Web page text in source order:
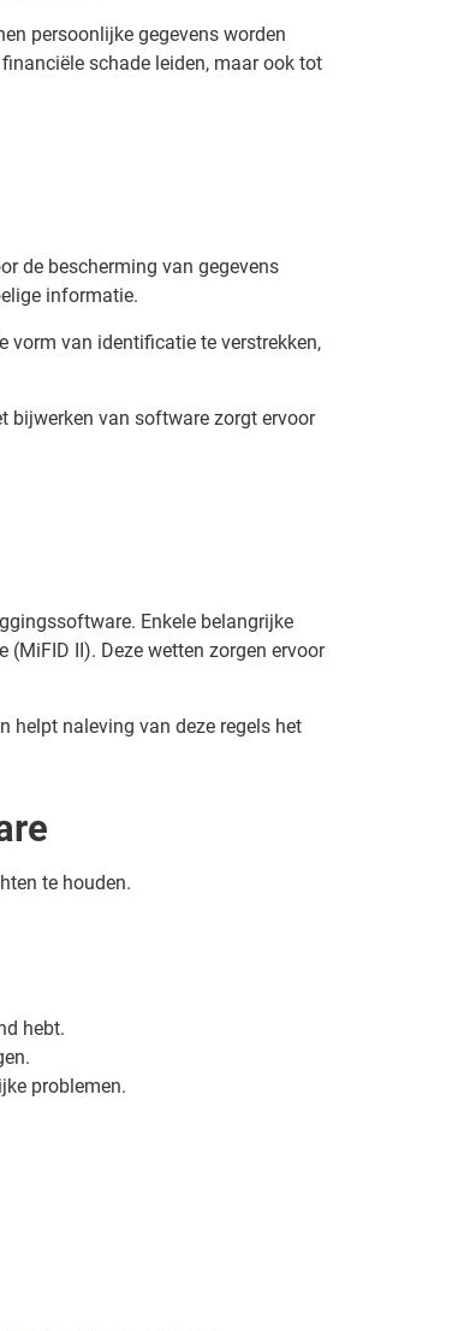
persoonlijke gegevens worden
schade leiden, maar ook tot
de bescherming van gegevens
informatie.
vorm van identificatie te verstrekken,
bijwerken van software zorgt ervoor
Enkele belangrijke
II). Deze wetten zorgen ervoor
helpt naleving van deze regels het
te houden.
hebt.
problemen.